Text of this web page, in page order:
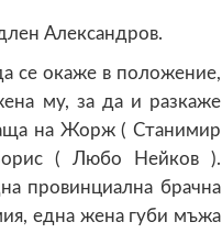
Александров.
се окаже в положение,
му, за да и разкаже
на Жорж ( Станимир
( Любо Нейков ).
провинциална брачна
една жена губи мъжа